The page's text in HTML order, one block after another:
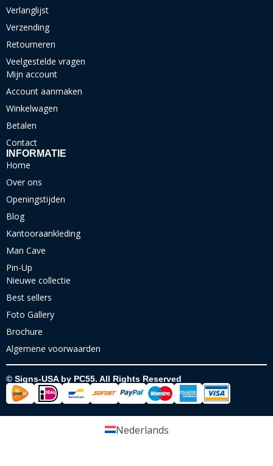
Verlanglijst
Verzending
Retourneren
Veelgestelde vragen
Mijn account
Account aanmaken
Winkelwagen
Betalen
Contact
INFORMATIE
Home
Over ons
Openingstijden
Blog
Kantooraankleding
Man Cave
Pin-Up
Nieuwe collectie
Best sellers
Foto Gallery
Brochure
Algemene voorwaarden
© Signs-USA by PC55. All Rights Reserved
Nederlands